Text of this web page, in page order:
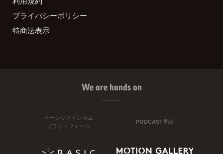
プライバシーポリシー
特商法表示
We are hands on
ベーシックインカム
プラットフォーム
PODCAST番組